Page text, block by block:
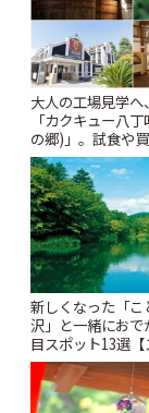
大人の工場見学
「カクキュー八
の郷)」。試食や
♪ | ことりっぷ
新しくなった「こ
沢」と一緒におで
目スポット13選
ー開催中】 | こと